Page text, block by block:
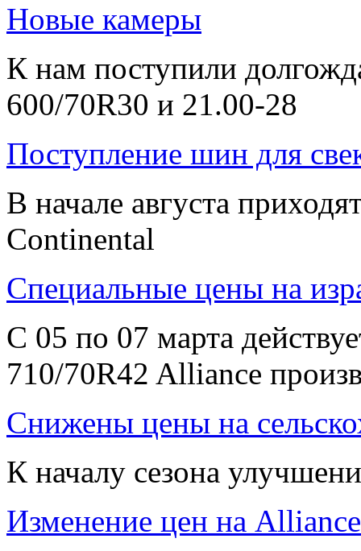
Новые камеры
К нам поступили
600/70R30 и 21.00-28
Поступление шин для
В начале августа
Continental
Специальные цены на
С 05 по 07 марта
710/70R42 Alliance
Снижены цены на
К началу сезона
Изменение цен на